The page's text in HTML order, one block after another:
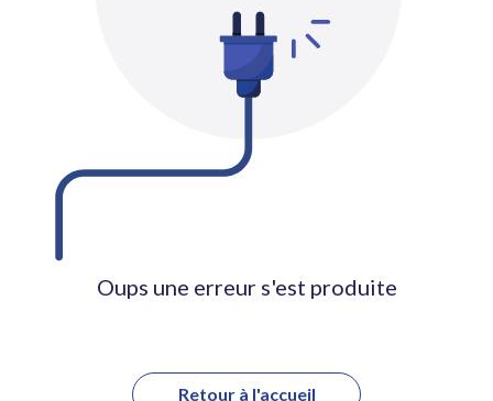
Oups une erreur s'est produite
Retour à l'accueil